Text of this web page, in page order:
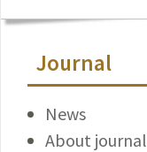
Journal
News
About journal